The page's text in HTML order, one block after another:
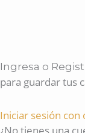
Ingresa o
para guardar tus
Iniciar sesión
¿No tienes una